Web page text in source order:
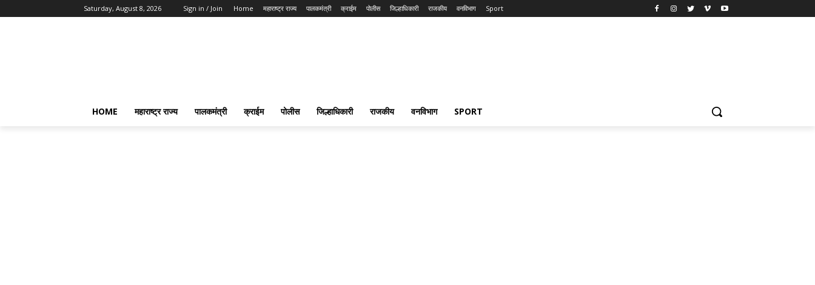
Saturday, August 8, 2026 Sign in / Join Home महाराष्ट्र राज्य पालकमंत्री क्राईम पोलीस जिल्हाधिकारी राजकीय वनविभाग Sport
HOME महाराष्ट्र राज्य पालकमंत्री क्राईम पोलीस जिल्हाधिकारी राजकीय वनविभाग SPORT